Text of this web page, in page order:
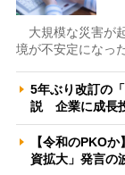
大規模な災害が
境が不安定になっ
5年ぶり改訂の
説 企業に成長
【令和のPKO
資拡大」発言